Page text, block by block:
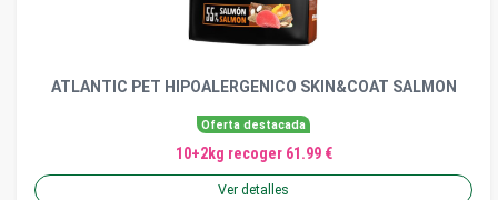
ATLANTIC PET HIPOALERGENICO SKIN&COAT SALMON
Oferta destacada
10+2kg recoger 61.99 €
Ver detalles